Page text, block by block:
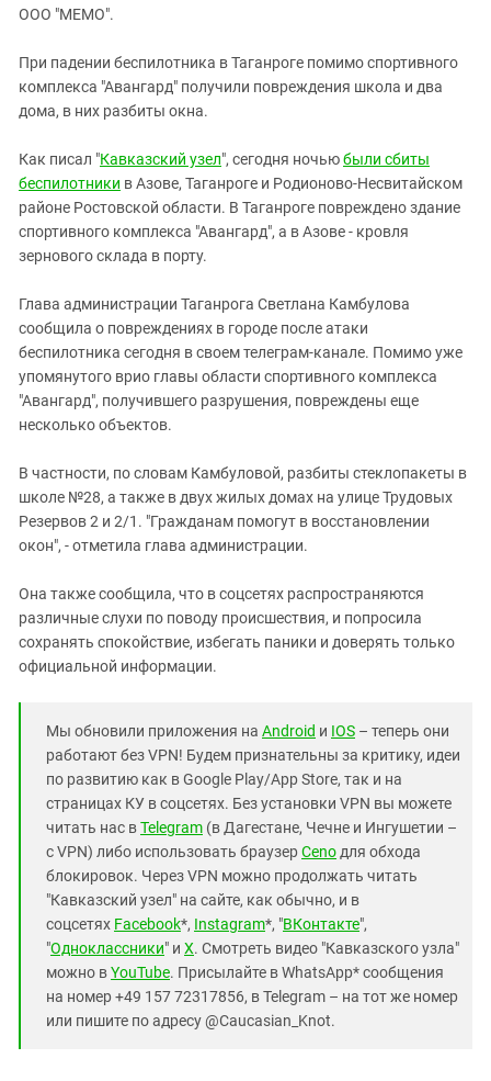
ИНАКОМЫСЛИЕ В ЧЕЧНЕ
ПРЕСЛЕДОВАНИЕ АКТИВИСТОВ
Дагестан
Кабардино-Балкария
Калмыкия
Карачаево-Черкесия
Краснодарский край
Российская Федерация
Северная Осетия - Алания
СКФО
Ставропольский край
Чечня
Южный Кавказ
ЮФО
ООО "МЕМО".
При падении беспилотника в Таганроге помимо спортивного
комплекса "Авангард" получили повреждения школа и два
дома, в них разбиты окна.
Как писал "Кавказский узел", сегодня ночьюбыли сбиты
беспилотники в Азове, Таганроге и Родионово-Несвитайском
районе Ростовской области. В Таганроге повреждено здание
спортивного комплекса "Авангард", а в Азове - кровля
зернового склада в порту.
Глава администрации Таганрога Светлана Камбулова
сообщила о повреждениях в городе после атаки
беспилотника сегодня в своем телеграм-канале. Помимо уже
упомянутого врио главы области спортивного комплекса
"Авангард", получившего разрушения, повреждены еще
несколько объектов.
В частности, по словам Камбуловой, разбиты стеклопакеты в
школе №28, а также в двух жилых домах на улице Трудовых
Резервов 2 и 2/1. "Гражданам помогут в восстановлении
окон", - отметила глава администрации.
Она также сообщила, что в соцсетях распространяются
различные слухи по поводу происшествия, и попросила
сохранять спокойствие, избегать паники и доверять только
официальной информации.
Мы обновили приложения на Android и IOS – теперь они
работают без VPN! Будем признательны за критику, идеи
по развитию как в Google Play/App Store, так и на
страницах КУ в соцсетях. Без установки VPN вы можете
читать нас вTelegram (в Дагестане, Чечне и Ингушетии –
с VPN) либо использовать браузерCeno для обхода
блокировок. Через VPN можно продолжать читать
"Кавказский узел" на сайте, как обычно, и в
соцсетях Facebook*, Instagram*, "ВКонтакте",
"Одноклассники" и X. Смотреть видео "Кавказского узла"
можно вYouTube. Присылайте в WhatsApp* сообщения
на номер +49 157 72317856, в Telegram – на тот же номер
или пишите по адресу @Caucasian_Knot.